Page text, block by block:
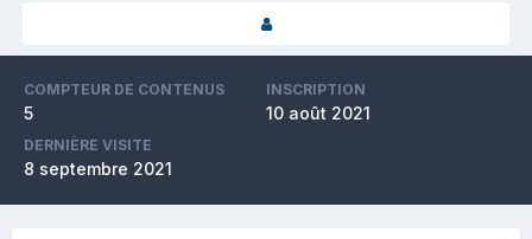
COMPTEUR DE CONTENUS
5
INSCRIPTION
10 août 2021
DERNIÈRE VISITE
8 septembre 2021